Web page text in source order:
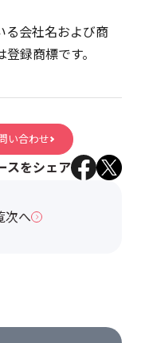
会社名および商
録商標です。
い合わせ
スをシェア
次へ